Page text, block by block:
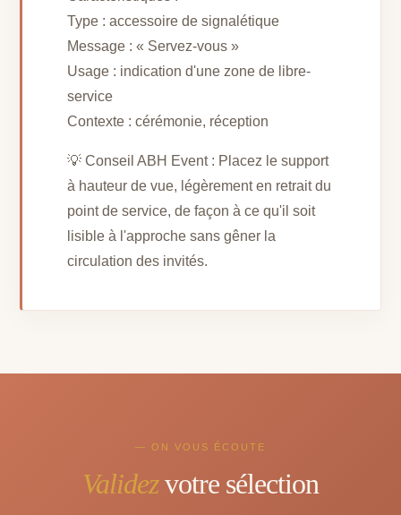
Type : accessoire de signalétique
Message : « Servez-vous »
Usage : indication d'une zone de libre-
service
Contexte : cérémonie, réception
💡 Conseil ABH Event : Placez le support
à hauteur de vue, légèrement en retrait du
point de service, de façon à ce qu'il soit
lisible à l'approche sans gêner la
circulation des invités.
— ON VOUS ÉCOUTE
Validezvotre sélection